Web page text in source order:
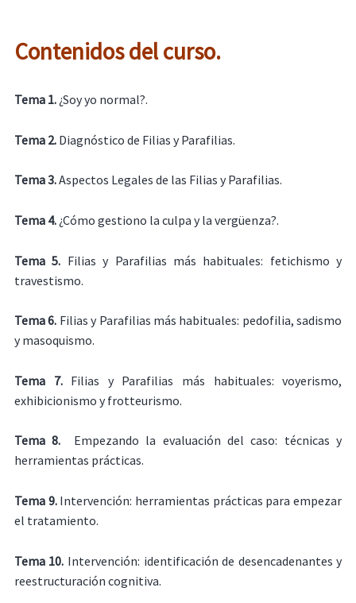
Contenidos del curso.
Tema 1.¿Soy yo normal?.
Tema 2.Diagnóstico de Filias y Parafilias.
Tema 3.Aspectos Legales de las Filias y Parafilias.
Tema 4.¿Cómo gestiono la culpa y la vergüenza?.
Tema 5. Filias y Parafilias más habituales: fetichismo y
travestismo.
Tema 6. Filias y Parafilias más habituales: pedofilia, sadismo
y masoquismo.
Tema 7. Filias y Parafilias más habituales: voyerismo,
exhibicionismo y frotteurismo.
Tema 8. Empezando la evaluación del caso: técnicas y
herramientas prácticas.
Tema 9. Intervención: herramientas prácticas para empezar
el tratamiento.
Tema 10. Intervención: identificación de desencadenantes y
reestructuración cognitiva.